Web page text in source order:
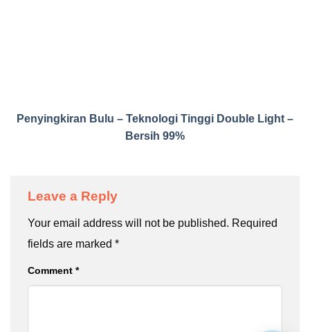
Penyingkiran Bulu – Teknologi Tinggi Double Light –
Bersih 99%
Leave a Reply
Your email address will not be published. Required
fields are marked *
Comment *